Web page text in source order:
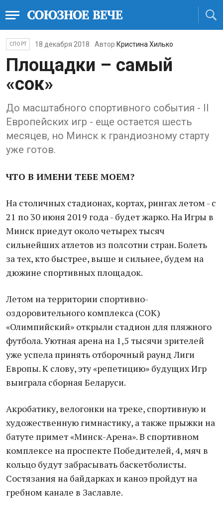
СПОРТ 18 декабря 2018 Автор Кристина Хилько
Площадки – самый
«сок»
До масштабного спортивного события - II
Европейских игр - еще остается шесть
месяцев, но Минск к грандиозному старту
уже готов.
ЧТО В ИМЕНИ ТЕБЕ МОЕМ?
На столичных стадионах, кортах, рингах летом - с
21 по 30 июня 2019 года - будет жарко. На Игры в
Минск приедут около четырех тысяч
сильнейших атлетов из полсотни стран. Болеть
за тех, кто быстрее, выше и сильнее, будем на
дюжине спортивных площадок.
Летом на территории спортивно-
оздоровительного комплекса (СОК)
«Олимпийский» открыли стадион для пляжного
футбола. Уютная арена на 1,5 тысячи зрителей
уже успела принять отборочный раунд Лиги
Европы. К слову, эту «репетицию» будущих Игр
выиграла сборная Беларуси.
Акробатику, велогонки на треке, спортивную и
художественную гимнастику, а также прыжки на
батуте примет «Минск-Арена». В спортивном
комплексе на проспекте Победителей, 4, мяч в
кольцо будут забрасывать баскетболисты.
Состязания на байдарках и каноэ пройдут на
гребном канале в Заславле.